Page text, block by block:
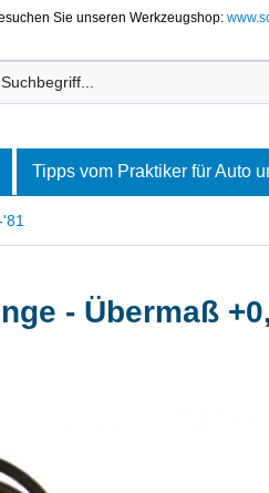
Sie unseren Werkzeugshop:
Tipps vom Praktiker für Auto
- Übermaß